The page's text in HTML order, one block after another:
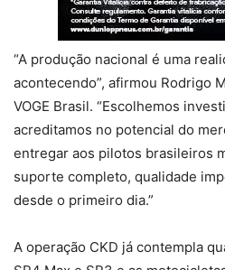
“A produção nacional é uma
acontecendo”, afirmou Rodrigo
VOGE Brasil. “Escolhemos
acreditamos no potencial do
entregar aos pilotos brasileiros
suporte completo, qualidade
desde o primeiro dia.”
A operação CKD já contempla